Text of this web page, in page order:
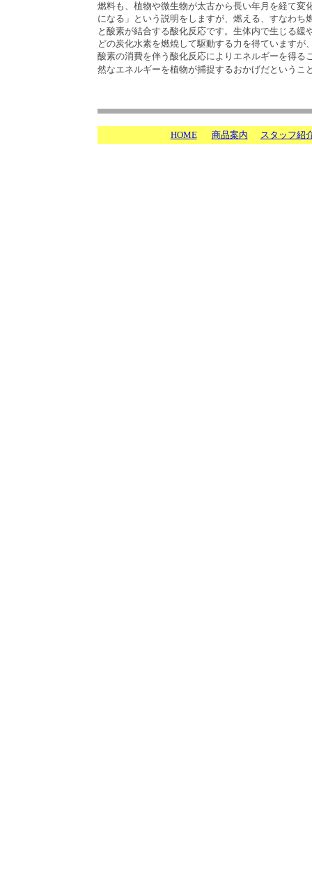
燃料も、植物や微生物が太古から長い年月を経て
になる」という説明をしますが、燃える、すなわ
と酸素が結合する酸化反応です。生体内で生じる
どの炭化水素を燃焼して駆動する力を得ています
酸素の消費を伴う酸化反応によりエネルギーを得
然なエネルギーを植物が捕捉するおかげだというこ
HOME 商品案内 スタッフ紹